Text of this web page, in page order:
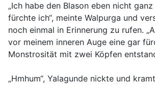
„Ich habe den Blason eben nicht
fürchte ich“, meinte Walpurga und
noch einmal in Erinnerung zu rufen.
vor meinem inneren Auge eine gar
Monstrosität mit zwei Köpfen
„Hmhum“, Yalagunde nickte und